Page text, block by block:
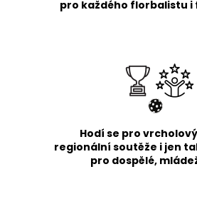
pro každého florbalistu
Hodí se pro
regionální soutěže i jen
pro dospělé,